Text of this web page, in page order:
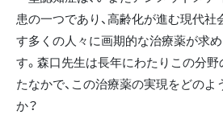
患の一つであり、高齢化が進む現代
す多くの人々に画期的な治療薬が求
す。森口先生は長年にわたりこの分
たなかで、この治療薬の実現をどのよ
か？